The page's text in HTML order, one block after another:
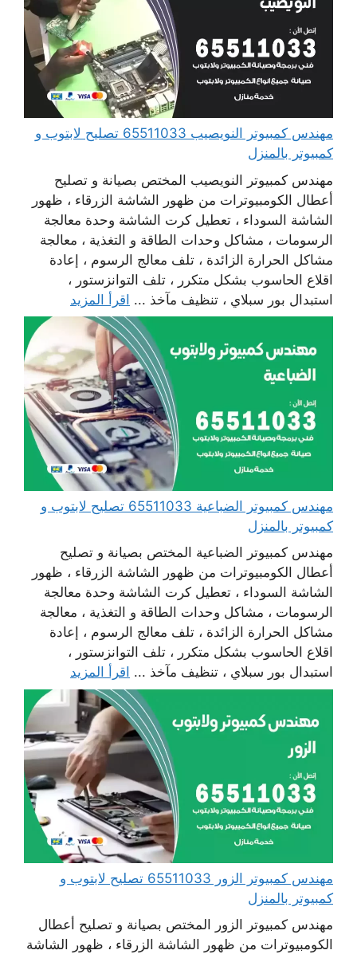
مهندس كمبيوتر النويصيب 65511033 تصليح لابتوب و
كمبيوتر بالمنزل
مهندس كمبيوتر النويصيب المختص بصيانة و تصليح
أعطال الكومبيوترات من ظهور الشاشة الزرقاء ، ظهور
الشاشة السوداء ، تعطيل كرت الشاشة وحدة معالجة
الرسومات ، مشاكل وحدات الطاقة و التغذية ، معالجة
مشاكل الحرارة الزائدة ، تلف معالج الرسوم ، إعادة
اقلاع الحاسوب بشكل متكرر ، تلف التوانزستور ،
استبدال بور سبلاي ، تنظيف مآخذ ... اقرأ المزيد
مهندس كمبيوتر الضباعية 65511033 تصليح لابتوب و
كمبيوتر بالمنزل
مهندس كمبيوتر الضباعية المختص بصيانة و تصليح
أعطال الكومبيوترات من ظهور الشاشة الزرقاء ، ظهور
الشاشة السوداء ، تعطيل كرت الشاشة وحدة معالجة
الرسومات ، مشاكل وحدات الطاقة و التغذية ، معالجة
مشاكل الحرارة الزائدة ، تلف معالج الرسوم ، إعادة
اقلاع الحاسوب بشكل متكرر ، تلف التوانزستور ،
استبدال بور سبلاي ، تنظيف مآخذ ... اقرأ المزيد
مهندس كمبيوتر الزور 65511033 تصليح لابتوب و
كمبيوتر بالمنزل
مهندس كمبيوتر الزور المختص بصيانة و تصليح أعطال
الكومبيوترات من ظهور الشاشة الزرقاء ، ظهور الشاشة